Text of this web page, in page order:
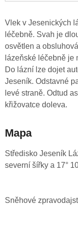
Vlek v Jesenických
léčebně. Svah je
osvětlen a
lázeňské léčebně je
Do lázní lze dojet
Jeseník. Odstavné
levé straně. Odtud
křižovatce doleva.
Mapa
Středisko Jeseník
severní šířky a 17°
Sněhové